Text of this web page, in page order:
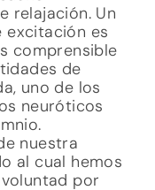
relajación. Un
excitación es
comprensible
de
uno de los
neuróticos
nuestra
al cual hemos
por